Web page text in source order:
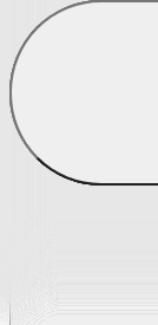
Prostěradla